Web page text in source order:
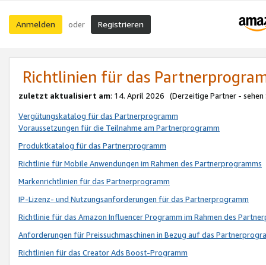
Anmelden oder Registrieren
Richtlinien für das
zuletzt aktualisiert am: 14. April 2026 (Derzeitige Partner - sehen
Vergütungskatalog für das Partnerprogramm
Voraussetzungen für die Teilnahme am Partnerprogramm
Produktkatalog für das Partnerprogramm
Richtlinie für Mobile Anwendungen im Rahmen des Partnerprogramms
Markenrichtlinien für das Partnerprogramm
IP-Lizenz- und Nutzungsanforderungen für das Partnerprogramm
Richtlinie für das Amazon Influencer Programm im Rahmen des
Anforderungen für Preissuchmaschinen in Bezug auf das
Richtlinien für das Creator Ads Boost-Programm